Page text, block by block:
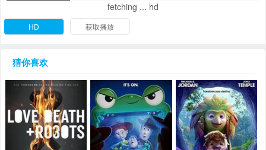
fetching ... hd
HD 获取播放
猜你喜欢